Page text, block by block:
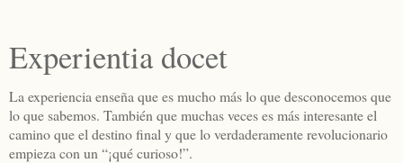
Experientia docet
La experiencia enseña que es mucho más lo que desconocemos que
lo que sabemos. También que muchas veces es más interesante el
camino que el destino final y que lo verdaderamente revolucionario
empieza con un “¡qué curioso!”.